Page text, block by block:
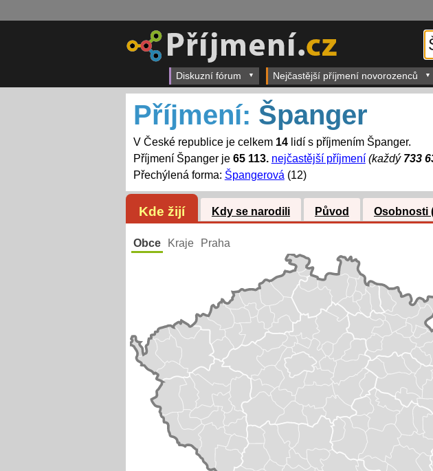
Diskuzní fórum Nejčastější příjmení novorozenců
Příjmení: Španger
V České republice je celkem 14lidí s příjmením Španger.
Příjmení Španger je 65 113. nejčastější příjmení (každý 733
Přechýlená forma: Špangerová (12)
Kde žijí Kdy se narodili Původ Osobnosti
Obce Kraje Praha